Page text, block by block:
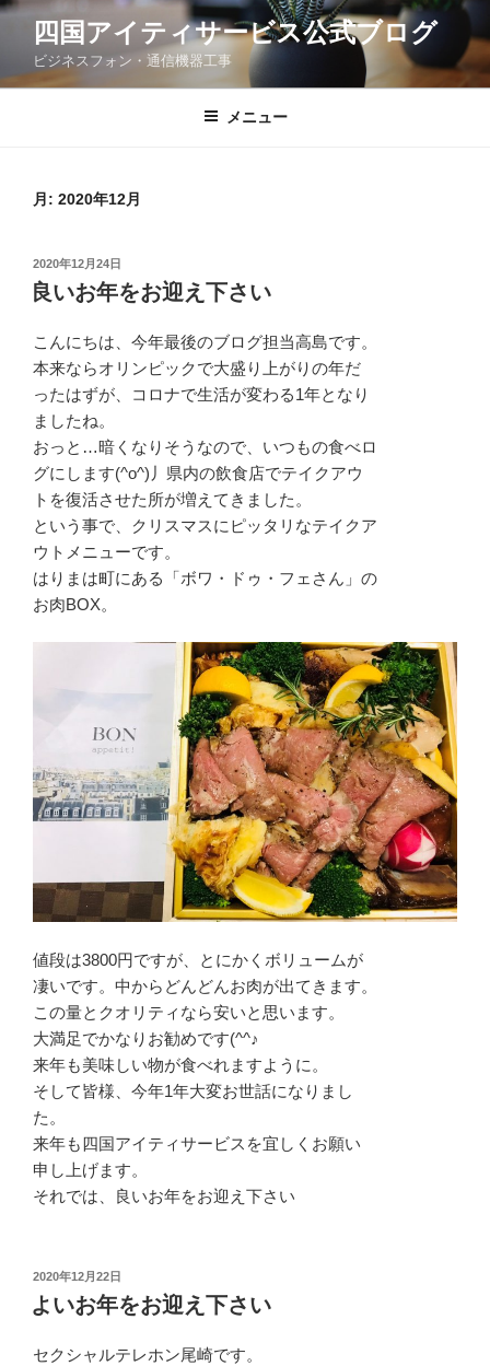
コ
ン
四国アイティサービス公式ブログ
ビジネスフォン・通信機器工事
メニュー
月: 2020年12月
投
稿
日:
2020年12月24日
良いお年をお迎え下さい
こんにちは、今年最後のブログ担当高島です。
本来ならオリンピックで大盛り上がりの年だ
ったはずが、コロナで生活が変わる1年となり
ましたね。
おっと…暗くなりそうなので、いつもの食べロ
グにします(^o^)丿県内の飲食店でテイクアウ
トを復活させた所が増えてきました。
という事で、クリスマスにピッタリなテイクア
ウトメニューです。
はりまは町にある「ボワ・ドゥ・フェさん」の
お肉BOX。
値段は3800円ですが、とにかくボリュームが
凄いです。中からどんどんお肉が出てきます。
この量とクオリティなら安いと思います。
大満足でかなりお勧めです(^^♪
来年も美味しい物が食べれますように。
そして皆様、今年1年大変お世話になりまし
た。
来年も四国アイティサービスを宜しくお願い
申し上げます。
それでは、良いお年をお迎え下さい
投
稿
日:
2020年12月22日
よいお年をお迎え下さい
セクシャルテレホン尾崎です。